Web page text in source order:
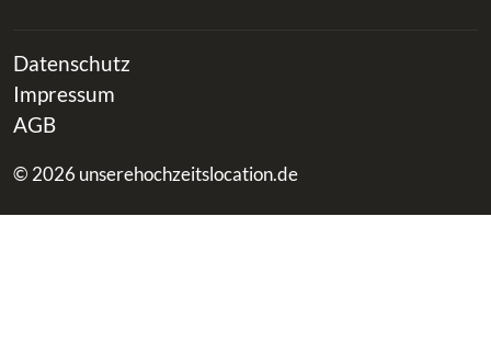
Datenschutz
Impressum
AGB
© 2026 unserehochzeitslocation.de